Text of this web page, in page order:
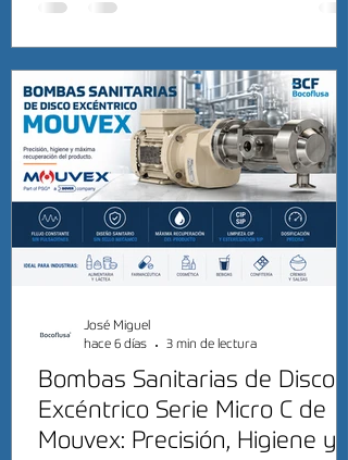
Bombas Sanitarias de Disco
Excéntrico Serie Micro C de
Mouvex: Precisión, Higiene y
José Miguel
hace 6 días
3 min de lectura